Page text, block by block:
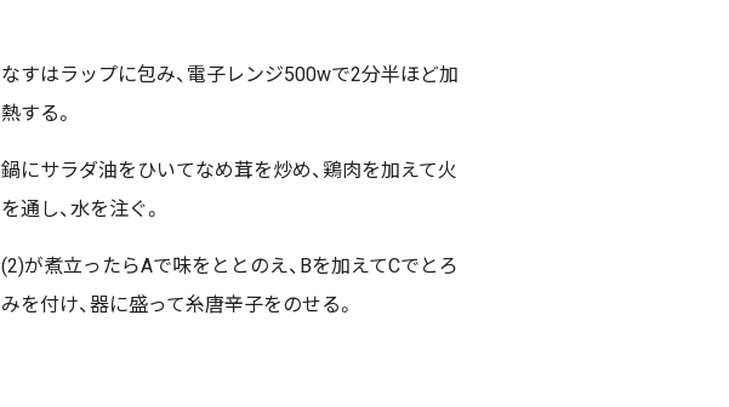
なすはラップに包み、電子レンジ500wで2分半ほど加
熱する。
鍋にサラダ油をひいてなめ茸を炒め、鶏肉を加えて火
を通し、水を注ぐ。
(2)が煮立ったらAで味をととのえ、Bを加えてCでとろ
みを付け、器に盛って糸唐辛子をのせる。